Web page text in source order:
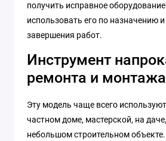
получить исправное
использовать его по назначению
завершения работ.
Инструмент
ремонта и монтажа
Эту модель чаще всего
частном доме, мастерской, на
небольшом строительном